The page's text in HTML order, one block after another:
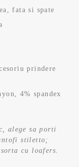
fata si spate
prindere
4% spandex
alege sa porti
stiletto;
cu loafers.